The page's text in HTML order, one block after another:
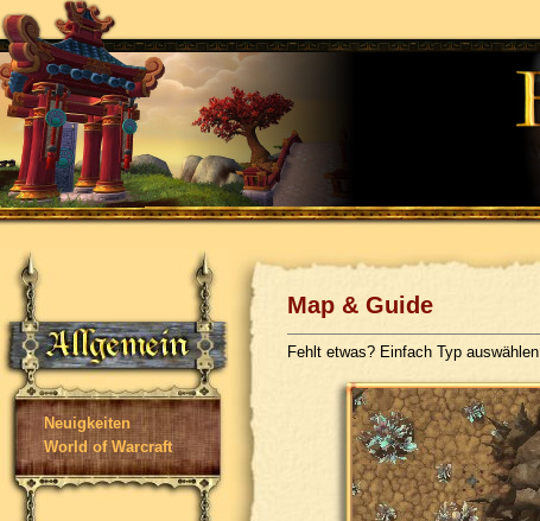
Neuigkeiten
World of Warcraft
Map & Guide
Fehlt etwas? Einfach Typ auswählen